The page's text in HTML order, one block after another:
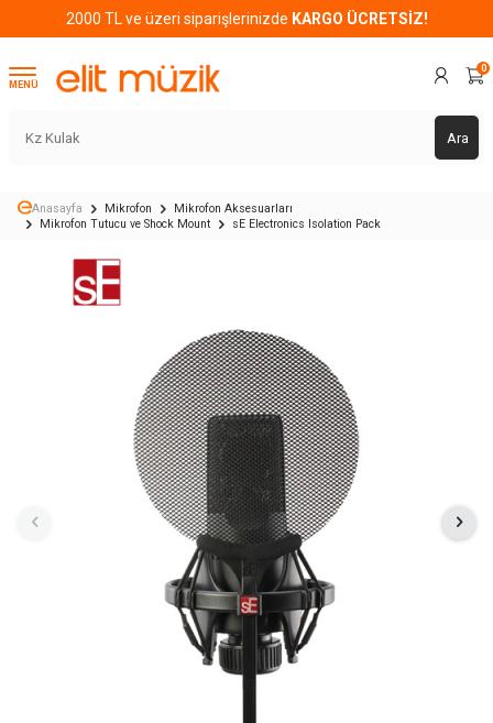
2000 TL ve üzeri siparişlerinizde KARGO ÜCRETSİZ!
MENÜ
Ara
0
Anasayfa Mikrofon
Mikrofon Aksesuarları
Mikrofon Tutucu ve Shock Mount
sE Electronics Isolation Pack